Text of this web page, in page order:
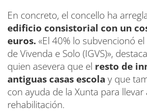
En concreto, el concello ha
edificio consistorial con un
euros.«El 40% lo subvencionó
de Vivenda e Solo (IGVS)»,
quien asevera que el resto de
antiguas casas escola y que
con ayuda de la Xunta para llevar
rehabilitación.